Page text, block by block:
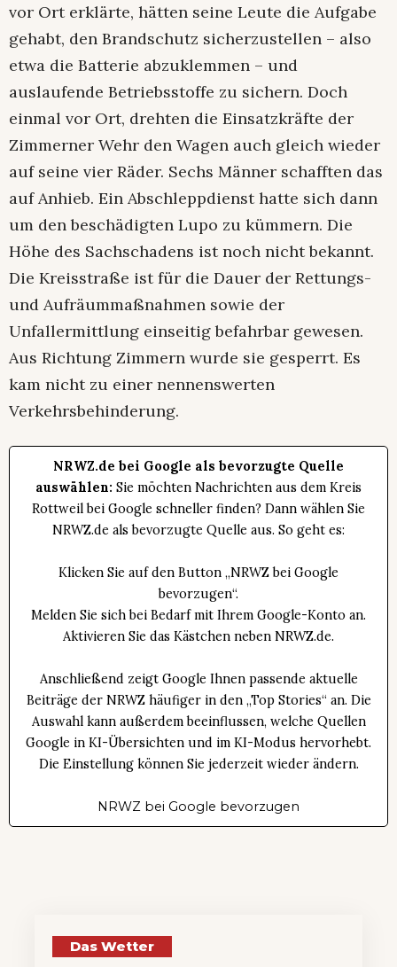
vor Ort erklärte, hätten seine Leute die Aufgabe
gehabt, den Brandschutz sicherzustellen – also
etwa die Batterie abzuklemmen – und
auslaufende Betriebsstoffe zu sichern. Doch
einmal vor Ort, drehten die Einsatzkräfte der
Zimmerner Wehr den Wagen auch gleich wieder
auf seine vier Räder. Sechs Männer schafften das
auf Anhieb. Ein Abschleppdienst hatte sich dann
um den beschädigten Lupo zu kümmern. Die
Höhe des Sachschadens ist noch nicht bekannt.
Die Kreisstraße ist für die Dauer der Rettungs-
und Aufräummaßnahmen sowie der
Unfallermittlung einseitig befahrbar gewesen.
Aus Richtung Zimmern wurde sie gesperrt. Es
kam nicht zu einer nennenswerten
Verkehrsbehinderung.
NRWZ.de bei Google als bevorzugte Quelle
auswählen: Sie möchten Nachrichten aus dem Kreis
Rottweil bei Google schneller finden? Dann wählen Sie
NRWZ.de als bevorzugte Quelle aus. So geht es:
Klicken Sie auf den Button „NRWZ bei Google
bevorzugen“.
Melden Sie sich bei Bedarf mit Ihrem Google-Konto an.
Aktivieren Sie das Kästchen neben NRWZ.de.
Anschließend zeigt Google Ihnen passende aktuelle
Beiträge der NRWZ häufiger in den „Top Stories“ an. Die
Auswahl kann außerdem beeinflussen, welche Quellen
Google in KI-Übersichten und im KI-Modus hervorhebt.
Die Einstellung können Sie jederzeit wieder ändern.
NRWZ bei Google bevorzugen
Das Wetter